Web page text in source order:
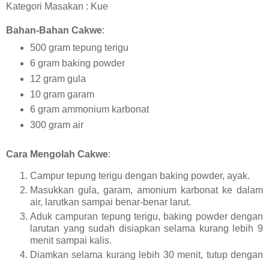
Kategori Masakan : Kue
Bahan-Bahan Cakwe:
500 gram tepung terigu
6 gram baking powder
12 gram gula
10 gram garam
6 gram ammonium karbonat
300 gram air
Cara Mengolah Cakwe:
Campur tepung terigu dengan baking powder, ayak.
Masukkan gula, garam, amonium karbonat ke dalam
air, larutkan sampai benar-benar larut.
Aduk campuran tepung terigu, baking powder dengan
larutan yang sudah disiapkan selama kurang lebih 9
menit sampai kalis.
Diamkan selama kurang lebih 30 menit, tutup dengan